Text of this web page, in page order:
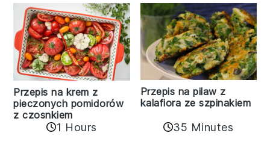
Przepis na krem z
pieczonych pomidorów
z czosnkiem
1 Hours
Przepis na pilaw z
kalafiora ze szpinakiem
35 Minutes